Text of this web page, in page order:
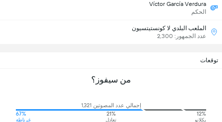
Víctor García Verdura
الحكم
الملعب البلدي لا كونستيتسيون
عدد الجمهور: 2,300
توقعات
من سيفوز؟
إجمالي عدد المصوتين 1,321
12%
يكلانو
21%
تعادل
67%
غرناطة